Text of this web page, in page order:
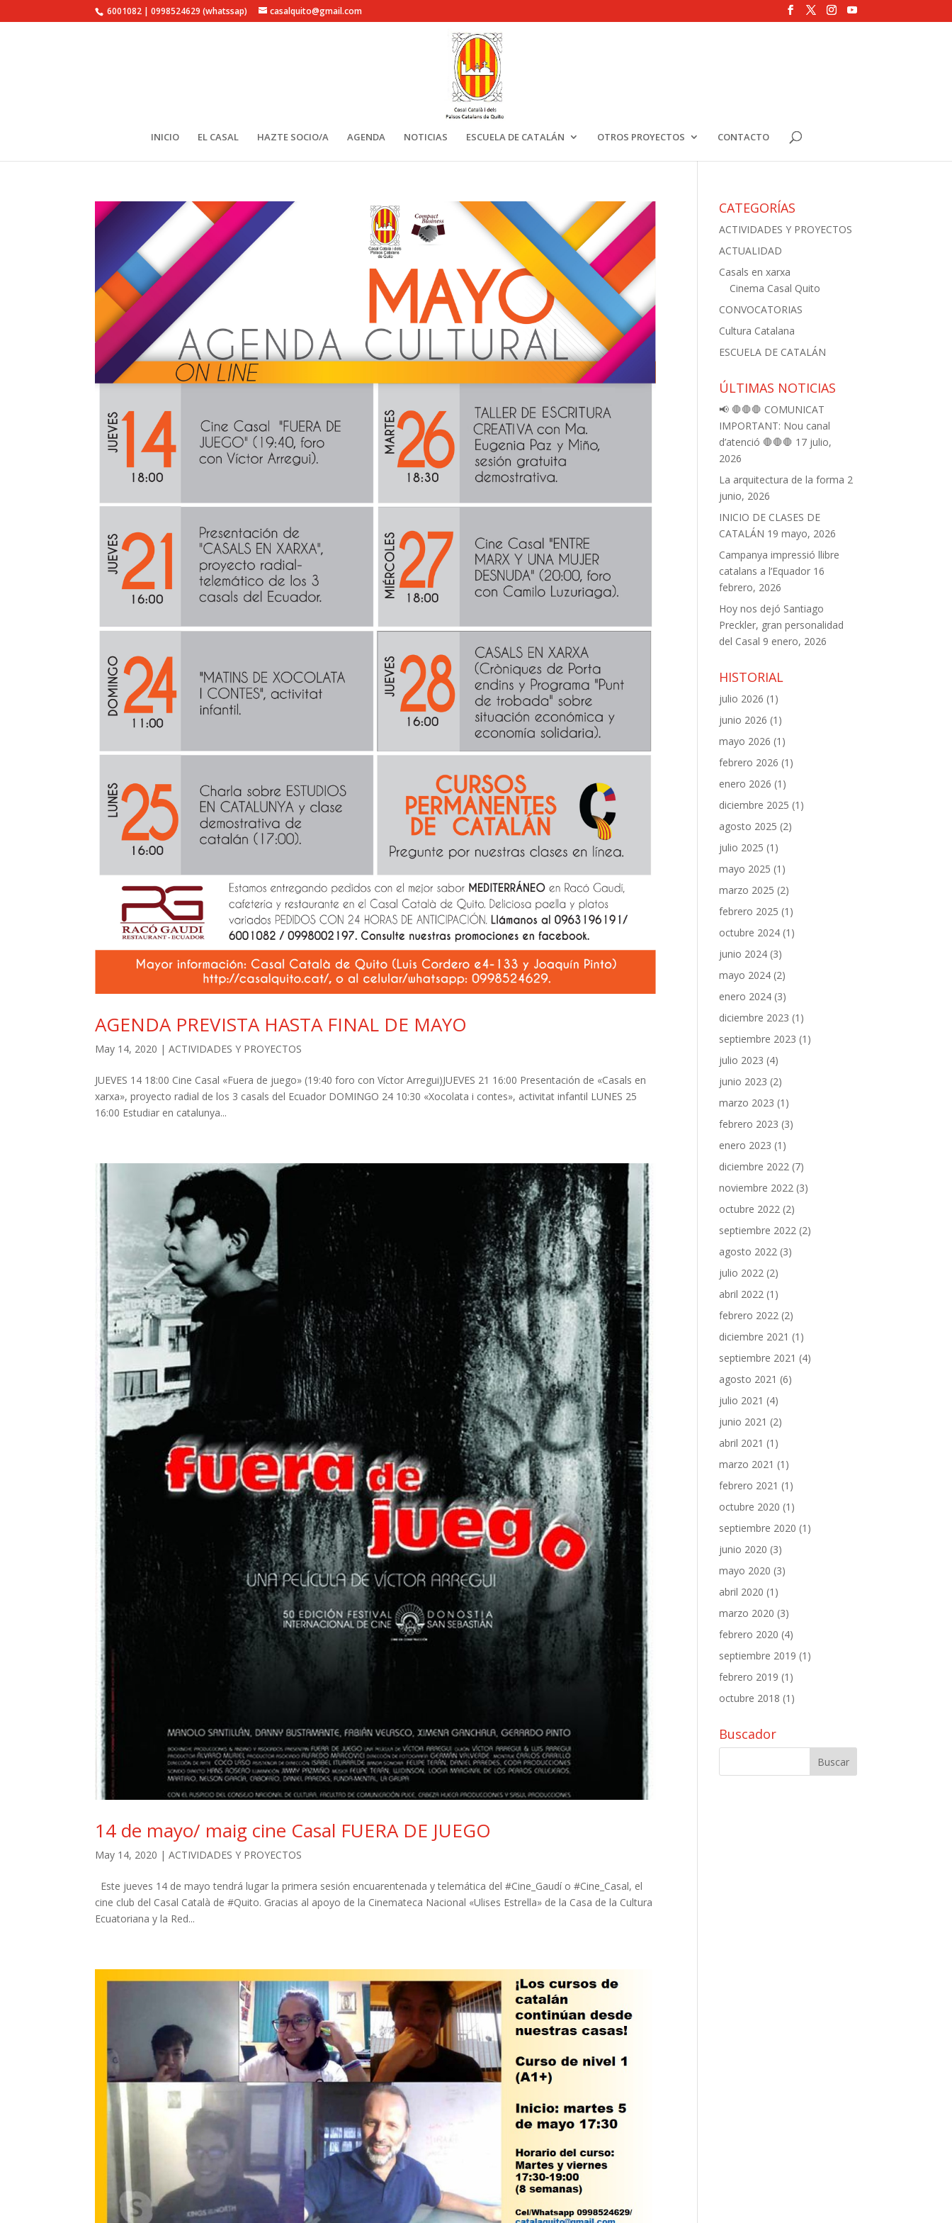
6001082 | 0998524629 (whatssap) casalquito@gmail.com
INICIO EL CASAL HAZTE SOCIO/A AGENDA NOTICIAS ESCUELA DE CATALÁN OTROS PROYECTOS CONTACTO
AGENDA PREVISTA HASTA FINAL DE MAYO
May 14, 2020 |ACTIVIDADES Y PROYECTOS
JUEVES 14 18:00 Cine Casal «Fuera de juego» (19:40 foro con Víctor Arregui)JUEVES 21 16:00 Presentación de «Casals en
xarxa», proyecto radial de los 3 casals del Ecuador DOMINGO 24 10:30 «Xocolata i contes», activitat infantil LUNES 25
16:00 Estudiar en catalunya...
14 de mayo/ maig cine Casal FUERA DE JUEGO
May 14, 2020 |ACTIVIDADES Y PROYECTOS
Este jueves 14 de mayo tendrá lugar la primera sesión encuarentenada y telemática del #Cine_Gaudí o #Cine_Casal, el
cine club del Casal Català de #Quito. Gracias al apoyo de la Cinemateca Nacional «Ulises Estrella» de la Casa de la Cultura
Ecuatoriana y la Red...
CATEGORÍAS
ACTIVIDADES Y PROYECTOS
ACTUALIDAD
Casals en xarxa
Cinema Casal Quito
CONVOCATORIAS
Cultura Catalana
ESCUELA DE CATALÁN
ÚLTIMAS NOTICIAS
📢 🛑🛑🛑 COMUNICAT
IMPORTANT: Nou canal
d’atenció 🛑🛑🛑 17 julio,
2026
La arquitectura de la forma 2
junio, 2026
INICIO DE CLASES DE
CATALÁN 19 mayo, 2026
Campanya impressió llibre
catalans a l’Equador 16
febrero, 2026
Hoy nos dejó Santiago
Preckler, gran personalidad
del Casal 9 enero, 2026
HISTORIAL
julio 2026 (1)
junio 2026 (1)
mayo 2026 (1)
febrero 2026 (1)
enero 2026 (1)
diciembre 2025 (1)
agosto 2025 (2)
julio 2025 (1)
mayo 2025 (1)
marzo 2025 (2)
febrero 2025 (1)
octubre 2024 (1)
junio 2024 (3)
mayo 2024 (2)
enero 2024 (3)
diciembre 2023 (1)
septiembre 2023 (1)
julio 2023 (4)
junio 2023 (2)
marzo 2023 (1)
febrero 2023 (3)
enero 2023 (1)
diciembre 2022 (7)
noviembre 2022 (3)
octubre 2022 (2)
septiembre 2022 (2)
agosto 2022 (3)
julio 2022 (2)
abril 2022 (1)
febrero 2022 (2)
diciembre 2021 (1)
septiembre 2021 (4)
agosto 2021 (6)
julio 2021 (4)
junio 2021 (2)
abril 2021 (1)
marzo 2021 (1)
febrero 2021 (1)
octubre 2020 (1)
septiembre 2020 (1)
junio 2020 (3)
mayo 2020 (3)
abril 2020 (1)
marzo 2020 (3)
febrero 2020 (4)
septiembre 2019 (1)
febrero 2019 (1)
octubre 2018 (1)
Buscador